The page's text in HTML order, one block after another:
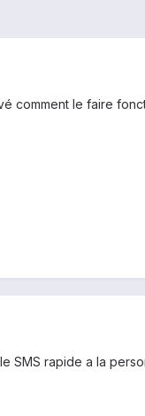
comment le faire
SMS rapide a la